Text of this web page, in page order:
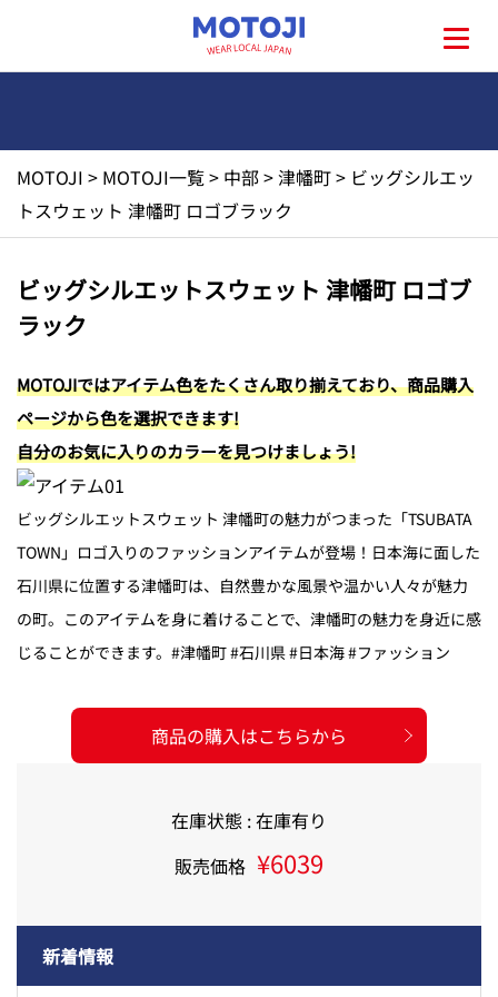
HOME
お問い合わせ
MOTOJI > MOTOJI一覧> 中部>津幡町> ビッグシルエッ
トスウェット 津幡町 ロゴブラック
新着情報
ビッグシルエットスウェット 津幡町 ロゴブ
ラック
MOTOJIではアイテム色をたくさん取り揃えており、商品購入
ページから色を選択できます!
自分のお気に入りのカラーを見つけましょう!
ビッグシルエットスウェット 津幡町の魅力がつまった「TSUBATA
TOWN」ロゴ入りのファッションアイテムが登場！日本海に面した
石川県に位置する津幡町は、自然豊かな風景や温かい人々が魅力
の町。このアイテムを身に着けることで、津幡町の魅力を身近に感
じることができます。#津幡町 #石川県 #日本海 #ファッション
商品の購入はこちらから
在庫状態 : 在庫有り
販売価格 ¥6039